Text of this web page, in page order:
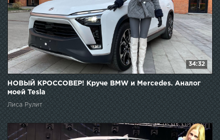
34:32
НОВЫЙ КРОССОВЕР! Круче BMW и Mercedes. Аналог
моей Tesla
Лиса Рулит